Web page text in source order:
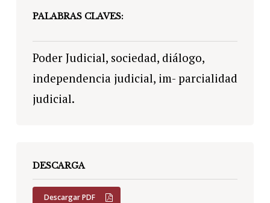
PALABRAS CLAVES:
Poder Judicial, sociedad, diálogo,
independencia judicial, im- parcialidad
judicial.
DESCARGA
Descargar PDF